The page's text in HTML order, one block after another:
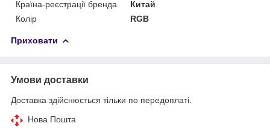
Країна-реєстрації бренда
Китай
Колір
RGB
Приховати
Умови доставки
Доставка здійснюється тільки по передоплаті.
Нова Пошта